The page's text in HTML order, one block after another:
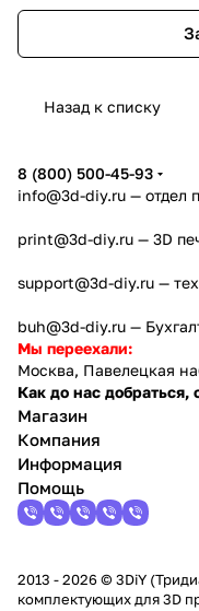
Назад к списку
8 (800) 500-45-93
info@3d-diy.ru — отдел
print@3d-diy.ru — 3D
support@3d-diy.ru —
buh@3d-diy.ru —
Мы переехали:
Москва, Павелецкая
Как до нас добраться,
Магазин
Компания
Информация
Помощь
2013 - 2026 © 3DiY
комплектующих для 3D